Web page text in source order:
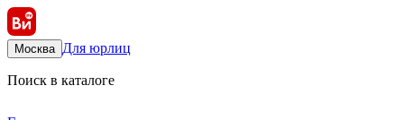
Москва Для юрлиц
Поиск в каталоге